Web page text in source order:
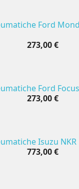
Ford
273,00 €
Ford
273,00 €
Isuzu NKR
773,00 €